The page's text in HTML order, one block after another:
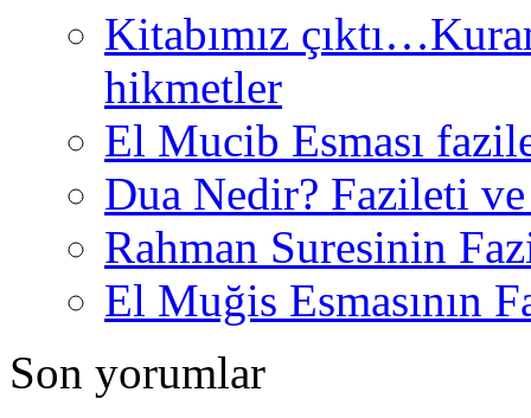
Kitabımız
hikmetler
El Mucib Esması
Dua Nedir? Fazileti
Rahman Suresinin
El Muğis Esmasının
Son yorumlar